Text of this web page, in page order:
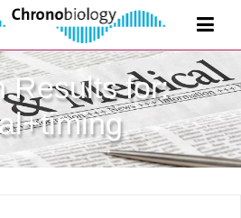
Results for: